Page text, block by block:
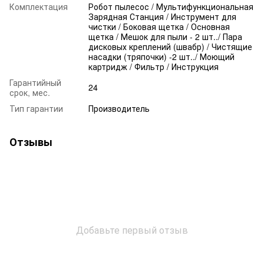
Комплектация
Робот пылесос / Мультифункциональная
Зарядная Станция / Инструмент для
чистки / Боковая щетка / Основная
щетка / Мешок для пыли - 2 шт../ Пара
дисковых креплений (швабр) / Чистящие
насадки (тряпочки) -2 шт../ Моющий
картридж / Фильтр / Инструкция
Гарантийный
срок, мес.
24
Тип гарантии
Производитель
Отзывы
Добавьте первый отзыв